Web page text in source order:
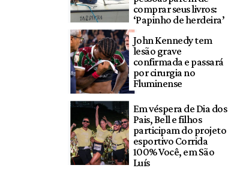
comprar seus livros:
‘Papinho de herdeira’
John Kennedy tem
lesão grave
confirmada e passará
por cirurgia no
Fluminense
Em véspera de Dia dos
Pais, Bell e filhos
participam do projeto
esportivo Corrida
100% Você, em São
Luís